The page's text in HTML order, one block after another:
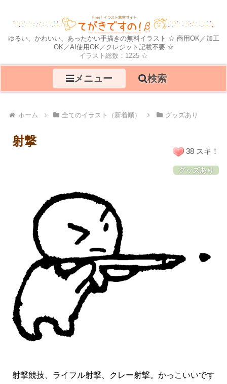
ゆるい、かわいい、あったかい手描きの無料イラスト ☆ 商用OK／加工
OK／AI使用OK／クレジット記載不要 ☆
イラスト総数：1225 ☆
メニュー 検索
ホーム 全てのイラスト（新着順） グッズあり
射撃
射撃競技、ライフル射撃、クレー射撃。かっこいいです
38 スキ！